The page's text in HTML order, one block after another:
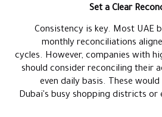
Set a Clear
Consistency is key. Most UAE
monthly reconciliations
cycles. However, companies with
should consider reconciling their
even daily basis. These
Dubai's busy shopping districts or